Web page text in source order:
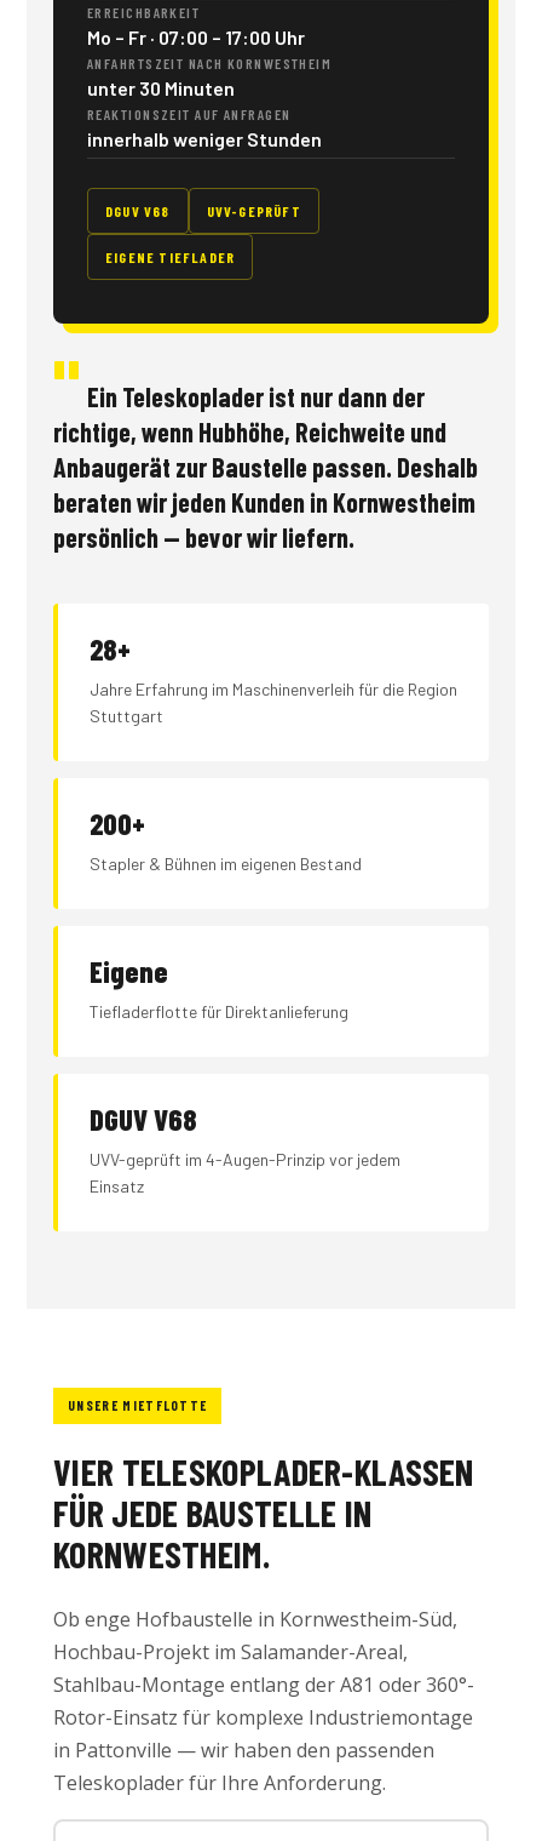
ERREICHBARKEIT
Mo – Fr · 07:00 – 17:00 Uhr
ANFAHRTSZEIT NACH KORNWESTHEIM
unter 30 Minuten
REAKTIONSZEIT AUF ANFRAGEN
innerhalb weniger Stunden
DGUV V68 UVV-GEPRÜFT
EIGENE TIEFLADER
Ein Teleskoplader ist nur dann der
richtige, wenn Hubhöhe, Reichweite und
Anbaugerät zur Baustelle passen. Deshalb
beraten wir jeden Kunden in Kornwestheim
persönlich — bevor wir liefern.
28+
Jahre Erfahrung im Maschinenverleih für die Region
Stuttgart
200+
Stapler & Bühnen im eigenen Bestand
Eigene
Tiefladerflotte für Direktanlieferung
DGUV V68
UVV-geprüft im 4-Augen-Prinzip vor jedem
Einsatz
UNSERE MIETFLOTTE
VIER TELESKOPLADER-KLASSEN
FÜR JEDE BAUSTELLE IN
KORNWESTHEIM.
Ob enge Hofbaustelle in Kornwestheim-Süd,
Hochbau-Projekt im Salamander-Areal,
Stahlbau-Montage entlang der A81 oder 360°-
Rotor-Einsatz für komplexe Industriemontage
in Pattonville — wir haben den passenden
Teleskoplader für Ihre Anforderung.